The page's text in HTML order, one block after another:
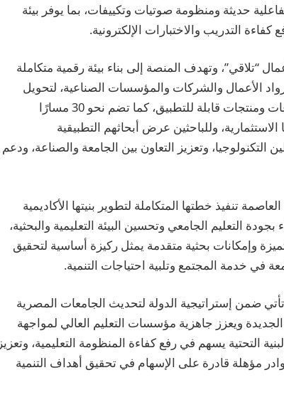
حديثة ومنظومة صوتيات وتكييفات، بما يوفر بيئة
التدريب والاختبارات الإلكترونية.
“تلاقي”، وتهدف المنصة إلى بناء بيئة رقمية متكاملة
الأعمال والشركات والمؤسسات الصناعية، لتحويل
مخرجات الأبحاث والأفكار الابتكارية إلى مشروعات ومنتجات قابلة للتطبيق، كما تضم نحو 30 مسارًا
وللباحثين عرض أبحاثهم التطبيقية
وتعزيز التعاون بين الجامعة والصناعة، ودعم
تنفيذ خطتها المتكاملة لتطوير بنيتها الأكاديمية
التعليم الجامعي وتحسين البيئة التعليمية والبحثية،
وإمكانات بحثية متقدمة يمثل ركيزة أساسية لتحقيق
في خدمة المجتمع وتلبية احتياجات التنمية.
ضمن إستراتيجية الدولة لتحديث الجامعات المصرية
ويعزز جاهزية مؤسسات التعليم العالي لمواجهة
التحتية يسهم في رفع كفاءة المنظومة التعليمية، وتعزيز
مؤهلة قادرة على الإسهام في تحقيق أهداف التنمية